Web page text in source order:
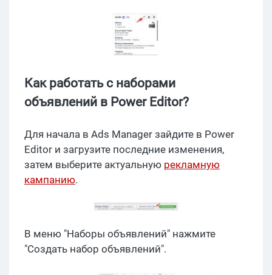
Как работать с наборами
объявлений в Power Editor?
Для начала в Ads Manager зайдите в Power
Editor и загрузите последние изменения,
затем выберите актуальную рекламную
кампанию.
В меню "Наборы объявлений" нажмите
"Создать набор объявлений".